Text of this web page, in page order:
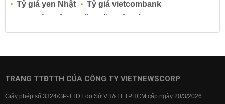
Tỷ giá yen Nhật
Tỷ giá vietcombank
Lịch cúp điện
Lãi suất ngân hàng
Lãi suất tiết kiệm
Lãi suất tiền gửi
Lãi suất ngân hàng BIDV
TRANG TTĐTTH CỦA CÔNG TY VIETNEWSCORP
Giấy phép số 3324/GP-TTĐT do Sở VH&TT TPHCM cấp ngày 20/3/2026